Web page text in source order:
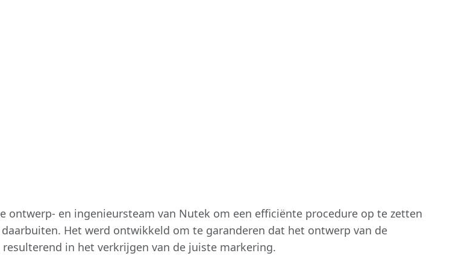
ontwerp- en ingenieursteam van Nutek om een efficiënte procedure op te zetten
Het werd ontwikkeld om te garanderen dat het ontwerp van de
in het verkrijgen van de juiste markering.